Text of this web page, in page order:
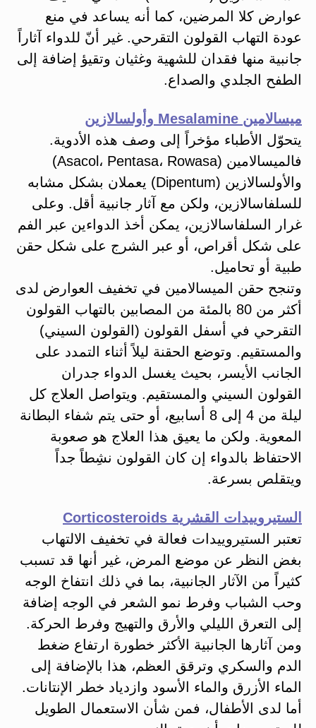
عوارض كلا المرضين، كما أنه يساعد في منع
عودة التهاب القولون التقرحي. غير أنّ للدواء آثاراً
جانبية منها فقدان للشهية وغثيان وتقيؤ إضافة إلى
الطفح الجلدي والصداع.
ميسالامين Mesalamine وأولسالازين
يتحوّل الأطباء مؤخراً إلى وصف هذه الأدوية.
فالميسالامين (Asacol، Pentasa، Rowasa)
والأولسالازين (Dipentum) يعملان بشكل مشابه
للسلفاسالازين، ولكن مع آثار جانبية أقل. وعلى
غرار السلفاسالازين، يمكن أخذ الدواءين عبر الفم
على شكل أقراص، أو عبر الشرج على شكل حقن
طبية أو تحاميل.
وتنجح حقن الميسالامين في تخفيف العوارض لدى
أكثر من 80 بالمئة من المصابين بالتهاب القولون
التقرحي في أسفل القولون (القولون السيني)
والمستقيم. وتوضع الحقنة ليلاً أثناء التمدد على
الجانب الأيسر، بحيث يغسل الدواء جدران
القولون السيني والمستقيم. ويتواصل العلاج كل
ليلة من 4 إلى 8 أسابيع، أو حتى يتم شفاء البطانة
المعوية. ولكن ما يعيق هذا العلاج هو صعوبة
الاحتفاظ بالدواء إن كان القولون نشِطاً جداً
ويتقلص بسرعة.
الستيروييدات القشرية Corticosteroids
تعتبر الستيروييدات فعالة في تخفيف الالتهاب
بغض النظر عن موضع المرض، غير أنها قد تسبب
كثيراً من الآثار الجانبية، بما في ذلك انتفاخ الوجه
وحب الشباب وفرط نمو الشعر في الوجه إضافة
إلى التعرق الليلي والأرق والتهيج وفرط الحركة.
ومن آثارها الجانبية الأكثر خطورة ارتفاع ضغط
الدم والسكري وترقق العظم، هذا بالإضافة إلى
الماء الأزرق والماء الأسود وازدياد خطر الإنتانات.
أما لدى الأطفال، فمن شأن الاستعمال الطويل